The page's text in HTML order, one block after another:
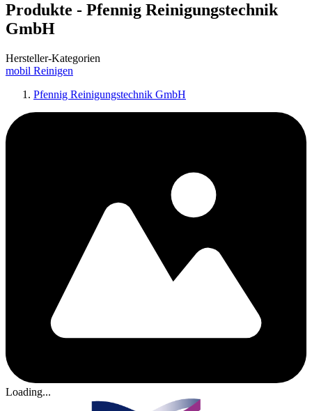
Produkte - Pfennig Reinigungstechnik
GmbH
Hersteller-Kategorien
mobil Reinigen
Pfennig Reinigungstechnik GmbH
Loading...